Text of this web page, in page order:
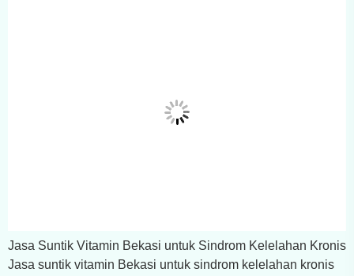
Jasa Suntik Vitamin Bekasi untuk Sindrom Kelelahan Kronis
Jasa suntik vitamin Bekasi untuk sindrom kelelahan kronis